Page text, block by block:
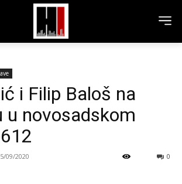
i Filip Baloš na
u novosadskom
09/2020 0